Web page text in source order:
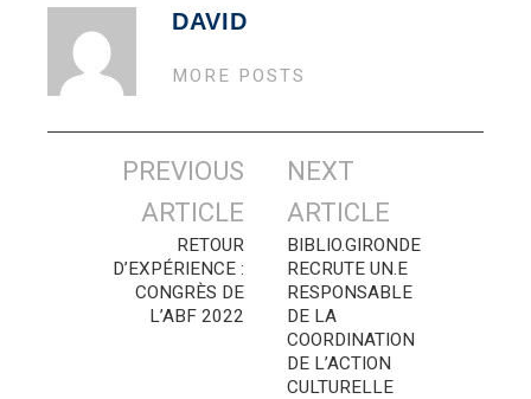
DAVID
MORE POSTS
Navigation
PREVIOUS
ARTICLE
RETOUR
D’EXPÉRIENCE :
CONGRÈS DE
L’ABF 2022
NEXT
ARTICLE
BIBLIO.GIRONDE
RECRUTE UN.E
RESPONSABLE
DE LA
COORDINATION
DE L’ACTION
CULTURELLE